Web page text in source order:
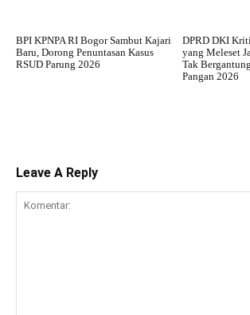
BPI KPNPA RI Bogor Sambut Kajari
Baru, Dorong Penuntasan Kasus
RSUD Parung 2026
DPRD DKI
yang Meleset
Tak
Pangan 2026
Leave A Reply